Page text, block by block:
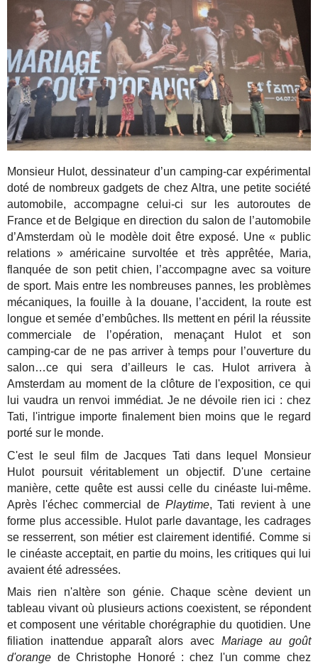
Monsieur Hulot, dessinateur d’un camping-car expérimental
doté de nombreux gadgets de chez Altra, une petite société
automobile, accompagne celui-ci sur les autoroutes de
France et de Belgique en direction du salon de l’automobile
d’Amsterdam où le modèle doit être exposé. Une « public
relations » américaine survoltée et très apprêtée, Maria,
flanquée de son petit chien, l’accompagne avec sa voiture
de sport. Mais entre les nombreuses pannes, les problèmes
mécaniques, la fouille à la douane, l’accident, la route est
longue et semée d’embûches. Ils mettent en péril la réussite
commerciale de l’opération, menaçant Hulot et son
camping-car de ne pas arriver à temps pour l’ouverture du
salon…ce qui sera d’ailleurs le cas. Hulot arrivera à
Amsterdam au moment de la clôture de l'exposition, ce qui
lui vaudra un renvoi immédiat. Je ne dévoile rien ici : chez
Tati, l'intrigue importe finalement bien moins que le regard
porté sur le monde.
C'est le seul film de Jacques Tati dans lequel Monsieur
Hulot poursuit véritablement un objectif. D'une certaine
manière, cette quête est aussi celle du cinéaste lui-même.
Après l'échec commercial de Playtime, Tati revient à une
forme plus accessible. Hulot parle davantage, les cadrages
se resserrent, son métier est clairement identifié. Comme si
le cinéaste acceptait, en partie du moins, les critiques qui lui
avaient été adressées.
Mais rien n'altère son génie. Chaque scène devient un
tableau vivant où plusieurs actions coexistent, se répondent
et composent une véritable chorégraphie du quotidien. Une
filiation inattendue apparaît alors avec Mariage au goût
d'orange de Christophe Honoré : chez l'un comme chez